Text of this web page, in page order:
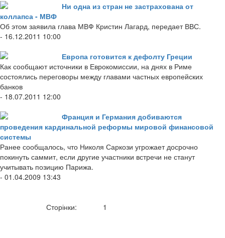
Ни одна из стран не застрахована от
коллапса - МВФ
Об этом заявила глава МВФ Кристин Лагард, передает ВВС.
- 16.12.2011 10:00
Европа готовится к дефолту Греции
Как сообщают источники в Еврокомиссии, на днях в Риме
состоялись переговоры между главами частных европейских
банков
- 18.07.2011 12:00
Франция и Германия добиваются
проведения кардинальной реформы мировой финансовой
системы
Ранее сообщалось, что Николя Саркози угрожает досрочно
покинуть саммит, если другие участники встречи не станут
учитывать позицию Парижа.
- 01.04.2009 13:43
Сторінки: 1